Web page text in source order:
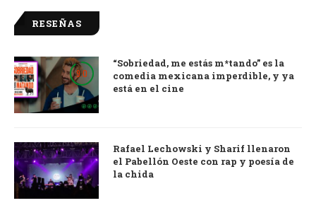
RESEÑAS
9.0
“Sobriedad, me estás m*tando” es la
comedia mexicana imperdible, y ya
está en el cine
Rafael Lechowski y Sharif llenaron
el Pabellón Oeste con rap y poesía de
la chida